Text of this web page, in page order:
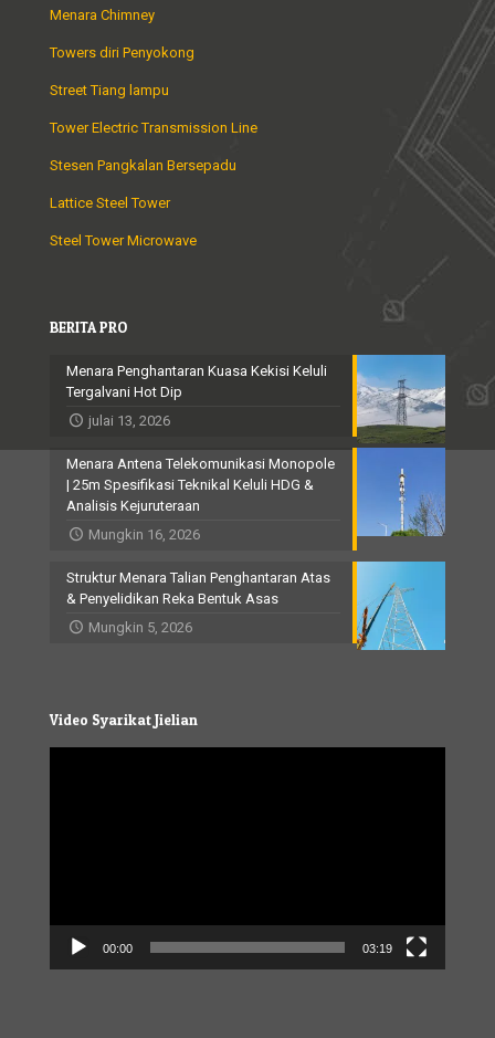
Menara Chimney
Towers diri Penyokong
Street Tiang lampu
Tower Electric Transmission Line
Stesen Pangkalan Bersepadu
Lattice Steel Tower
Steel Tower Microwave
BERITA PRO
Menara Penghantaran Kuasa Kekisi Keluli
Tergalvani Hot Dip
julai 13, 2026
Menara Antena Telekomunikasi Monopole
| 25m Spesifikasi Teknikal Keluli HDG &
Analisis Kejuruteraan
Mungkin 16, 2026
Struktur Menara Talian Penghantaran Atas
& Penyelidikan Reka Bentuk Asas
Mungkin 5, 2026
Video Syarikat Jielian
00:00 03:19